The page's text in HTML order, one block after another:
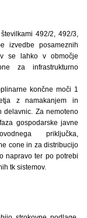
492/2, 492/3,
izvedbe posameznih
se lahko v območje
za infrastrukturno
končne moči 1
z namakanjem in
delavnic. Za nemoteno
gospodarske javne
priključka,
cone in za distribucijo
napravo ter po potrebi
tk sistemov.